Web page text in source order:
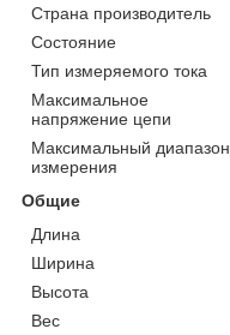
Страна производитель
Состояние
Тип измеряемого тока
Максимальное
напряжение цепи
Максимальный диапазон
измерения
Общие
Длина
Ширина
Высота
Вес